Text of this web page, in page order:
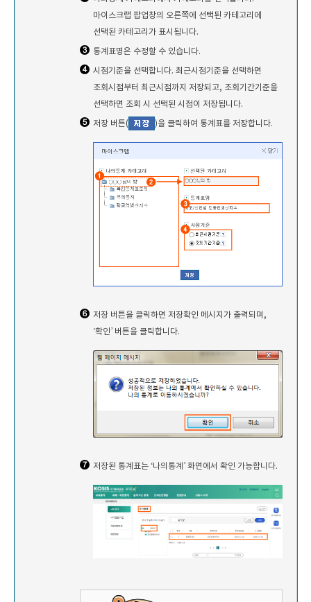
마이스크랩 팝업창의 오른쪽에 선택된 카테고리에
선택된 카테고리가 표시됩니다.
통계표명은 수정할 수 있습니다.
시점기준을 선택합니다. 최근시점기준을 선택하면
조회시점부터 최근시점까지 저장되고, 조회기간기준을
선택하면 조회 시 선택된 시점이 저장됩니다.
저장 버튼(
)을 클릭하여 통계표를 저장합니다.
저장 버튼을 클릭하면 저장확인 메시지가 출력되며,
‘확인’ 버튼을 클릭합니다.
저장된 통계표는 ‘나의통계’ 화면에서 확인 가능합니다.